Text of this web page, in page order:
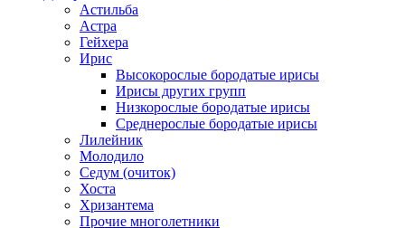
Астильба
Астра
Гейхера
Ирис
Высокорослые бородатые ирисы
Ирисы других групп
Низкорослые бородатые ирисы
Среднерослые бородатые ирисы
Лилейник
Молодило
Седум (очиток)
Хоста
Хризантема
Прочие многолетники